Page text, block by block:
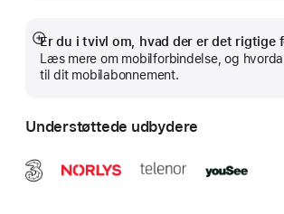
Er du i tvivl om, hvad der er det rigtige
Læs mere om mobilforbindelse, og
til dit mobilabonnement.
Vis
mere
Understøttede udbydere